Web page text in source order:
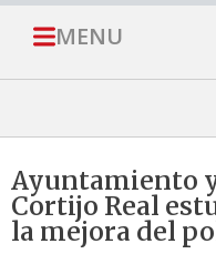
MENU
Ayuntamiento
Cortijo Real
la mejora del